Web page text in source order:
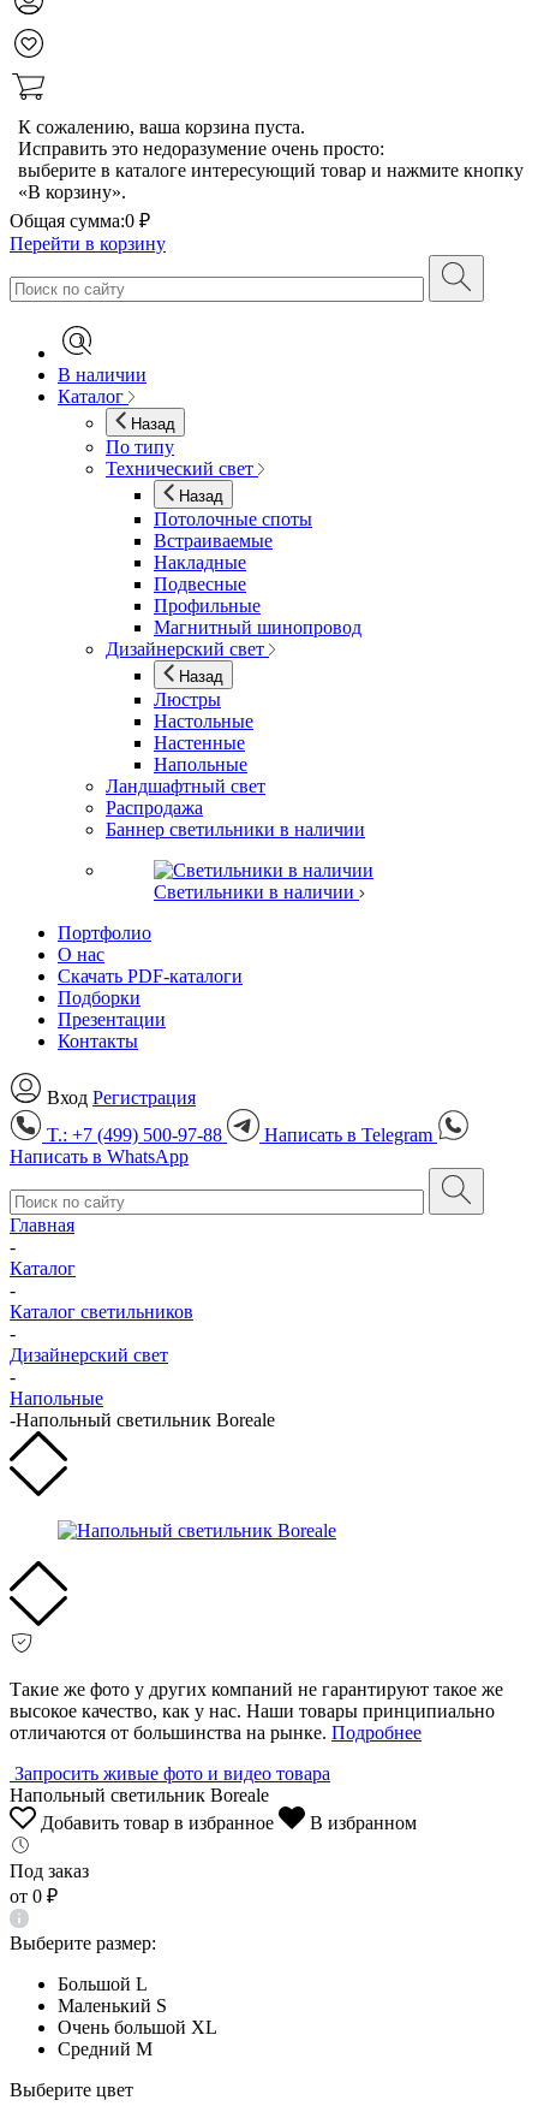
К сожалению, ваша корзина пуста.
Исправить это недоразумение очень просто:
выберите в каталоге интересующий товар и нажмите кнопку
«В корзину».
Общая сумма:0 ₽
Перейти в корзину
В наличии
Каталог
Назад
По типу
Технический свет
Назад
Потолочные споты
Встраиваемые
Накладные
Подвесные
Профильные
Магнитный шинопровод
Дизайнерский свет
Назад
Люстры
Настольные
Настенные
Напольные
Ландшафтный свет
Распродажа
Баннер светильники в наличии
Светильники в наличии
Портфолио
О нас
Скачать PDF-каталоги
Подборки
Презентации
Контакты
Вход Регистрация
T.: +7 (499) 500-97-88
Написать в Telegram
Написать в WhatsApp
Главная
-
Каталог
-
Каталог светильников
-
Дизайнерский свет
-
Напольные
-Напольный светильник Boreale
Такие же фото у других компаний не гарантируют такое же
высокое качество, как у нас. Наши товары принципиально
отличаются от большинства на рынке. Подробнее
Запросить живые фото и видео товара
Напольный светильник Boreale
Добавить товар в избранное
В избранном
Под заказ
от 0 ₽
Выберите размер:
Большой L
Маленький S
Очень большой XL
Средний M
Выберите цвет